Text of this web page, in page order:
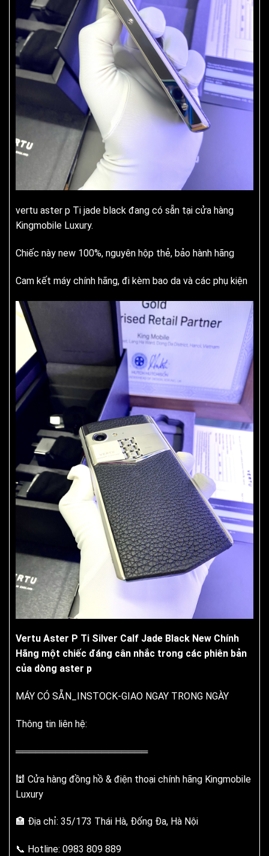
vertu aster p Ti jade black đang có sẵn tại cửa hàng
Kingmobile Luxury.
Chiếc này new 100%, nguyên hộp thẻ, bảo hành hãng
Cam kết máy chính hãng, đi kèm bao da và các phụ kiện
Vertu Aster P Ti Silver Calf Jade Black New Chính
Hãng một chiếc đáng cân nhắc trong các phiên bản
của dòng aster p
MÁY CÓ SẴN_INSTOCK-GIAO NGAY TRONG NGÀY
Thông tin liên hệ:
════════════════════
🕍 Cửa hàng đồng hồ & điện thoại chính hãng Kingmobile
Luxury
🏣 Địa chỉ: 35/173 Thái Hà, Đống Đa, Hà Nội
📞 Hotline: 0983 809 889